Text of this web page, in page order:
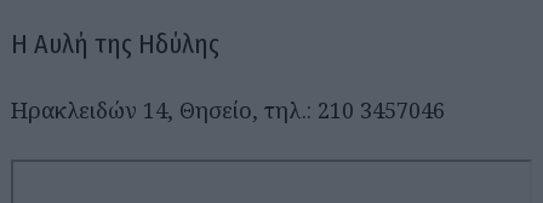
H Aυλή της Ηδύλης
Ηρακλειδών 14, Θησείο, τηλ.: 210 3457046